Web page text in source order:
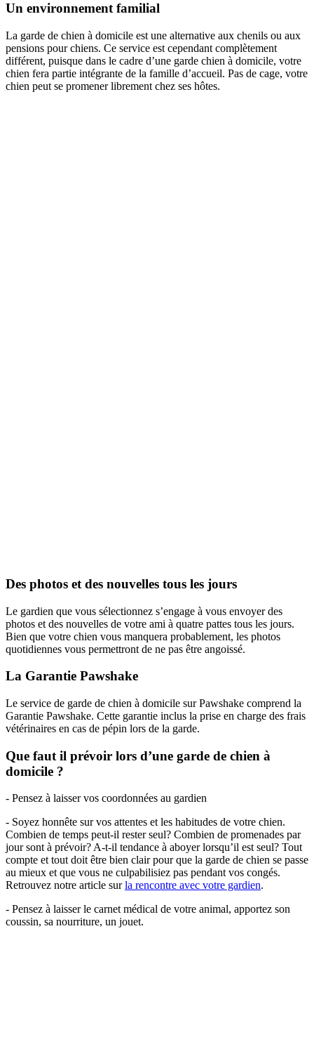
Un environnement familial
La garde de chien à domicile est une alternative aux chenils ou aux
pensions pour chiens. Ce service est cependant complètement
différent, puisque dans le cadre d’une garde chien à domicile, votre
chien fera partie intégrante de la famille d’accueil. Pas de cage, votre
chien peut se promener librement chez ses hôtes.
Des photos et des nouvelles tous les jours
Le gardien que vous sélectionnez s’engage à vous envoyer des
photos et des nouvelles de votre ami à quatre pattes tous les jours.
Bien que votre chien vous manquera probablement, les photos
quotidiennes vous permettront de ne pas être angoissé.
La Garantie Pawshake
Le service de garde de chien à domicile sur Pawshake comprend la
Garantie Pawshake. Cette garantie inclus la prise en charge des frais
vétérinaires en cas de pépin lors de la garde.
Que faut il prévoir lors d’une garde de chien à
domicile ?
- Pensez à laisser vos coordonnées au gardien
- Soyez honnête sur vos attentes et les habitudes de votre chien.
Combien de temps peut-il rester seul? Combien de promenades par
jour sont à prévoir? A-t-il tendance à aboyer lorsqu’il est seul? Tout
compte et tout doit être bien clair pour que la garde de chien se passe
au mieux et que vous ne culpabilisiez pas pendant vos congés.
Retrouvez notre article surla rencontre avec votre gardien.
- Pensez à laisser le carnet médical de votre animal, apportez son
coussin, sa nourriture, un jouet.